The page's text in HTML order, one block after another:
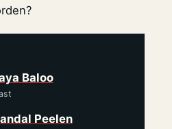
Baloo
Peelen